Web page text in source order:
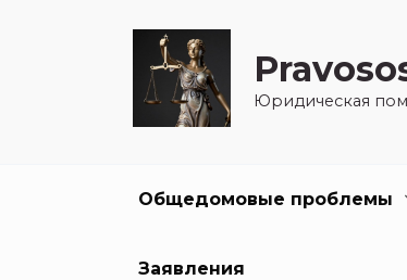
Юридическая
Общедомовые проблемы
Заявления